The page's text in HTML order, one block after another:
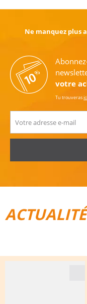
Ne manquez plus
votre
Tu trouverasici